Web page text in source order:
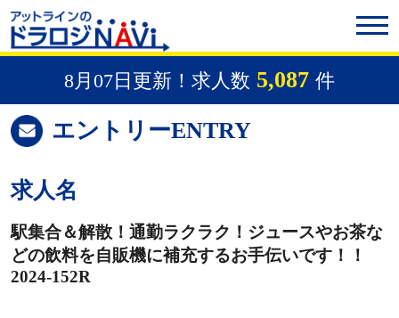
8月07日更新！求人数 5,087 件
エントリーENTRY
求人名
駅集合＆解散！通勤ラクラク！ジュースやお茶な
どの飲料を自販機に補充するお手伝いです！！
2024-152R